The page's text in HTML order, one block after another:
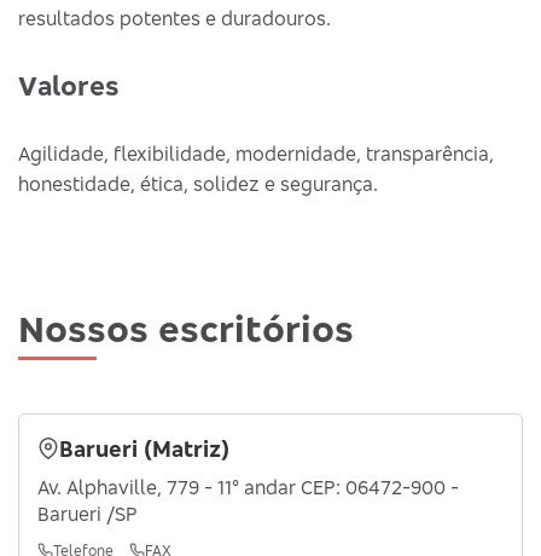
resultados potentes e duradouros.
Valores
Agilidade, flexibilidade, modernidade, transparência,
honestidade, ética, solidez e segurança.
Nossos escritórios
Barueri (Matriz)
Av. Alphaville, 779 - 11° andar CEP: 06472-900 -
Barueri /SP
Telefone FAX